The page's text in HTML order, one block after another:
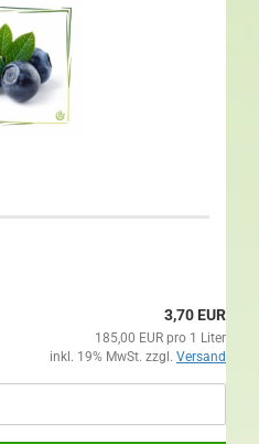
3,70 EUR
185,00 EUR pro 1 Liter
inkl. 19% MwSt. zzgl. Versand